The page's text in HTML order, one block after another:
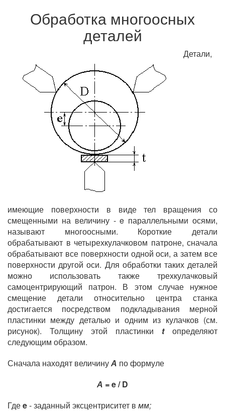
Обработка многоосных
деталей
Детали,
имеющие поверхности в виде тел вращения со
смещенными на величину - e параллельными осями,
называют многоосными. Короткие детали
обрабатывают в четырехкулачковом патроне, сначала
обрабатывают все поверхности одной оси, а затем все
поверхности другой оси. Для обработки таких деталей
можно использовать также трехкулачковый
самоцентрирующий патрон. В этом случае нужное
смещение детали относительно центра станка
достигается посредством подкладывания мерной
пластинки между деталью и одним из кулачков (см.
рисунок). Толщину этой пластинки tопределяют
следующим образом.
Сначала находят величинуА по формуле
А =e / D
Гдеe- заданный эксцентриситет в мм;